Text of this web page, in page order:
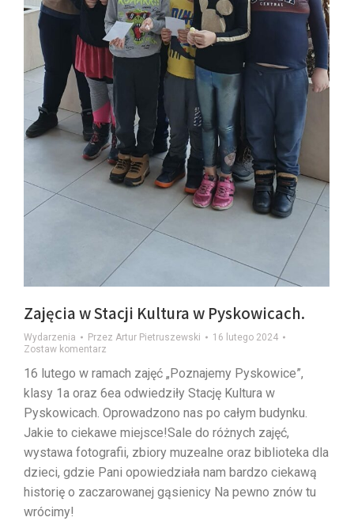
Zajęcia w Stacji Kultura w Pyskowicach.
Wydarzenia Przez Artur Pietruszewski
16 lutego 2024
Zostaw komentarz
16 lutego w ramach zajęć „Poznajemy Pyskowice”,
klasy 1a oraz 6ea odwiedziły Stację Kultura w
Pyskowicach. Oprowadzono nas po całym budynku.
Jakie to ciekawe miejsce!Sale do różnych zajęć,
wystawa fotografii, zbiory muzealne oraz biblioteka dla
dzieci, gdzie Pani opowiedziała nam bardzo ciekawą
historię o zaczarowanej gąsienicy Na pewno znów tu
wrócimy!